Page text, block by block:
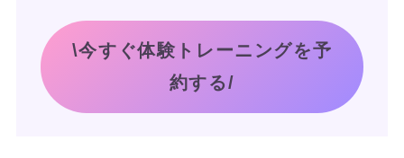
\今すぐ体験トレーニングを予
約する/